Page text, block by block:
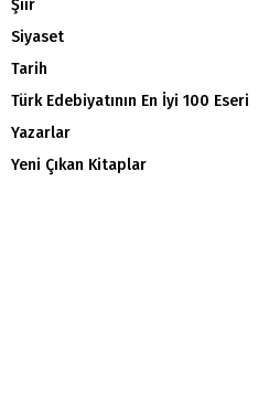
Şiir
Siyaset
Tarih
Türk Edebiyatının En İyi 100 Eseri
Yazarlar
Yeni Çıkan Kitaplar